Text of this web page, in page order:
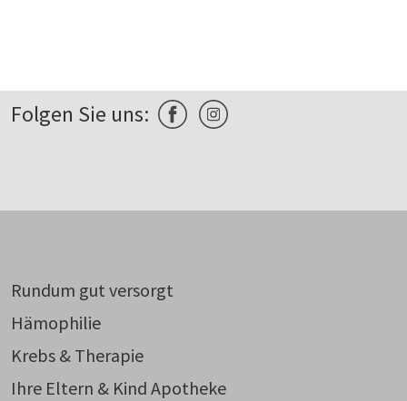
Folgen Sie uns:
Rundum gut versorgt
Hämophilie
Krebs & Therapie
Ihre Eltern & Kind Apotheke